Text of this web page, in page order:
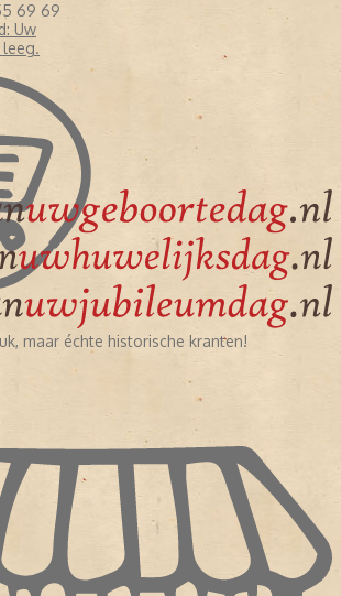
69 69
Uw
maar échte historische kranten!